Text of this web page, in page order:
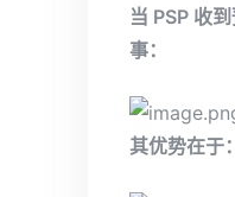
当 PSP 收
事：
其优势在于：